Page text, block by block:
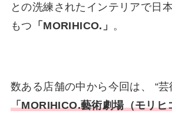
との洗練されたインテリアで日
もつ 「MORIHICO.」 。
数ある店舗の中から今回は、 “芸
「MORIHICO.藝術劇場（モリヒ